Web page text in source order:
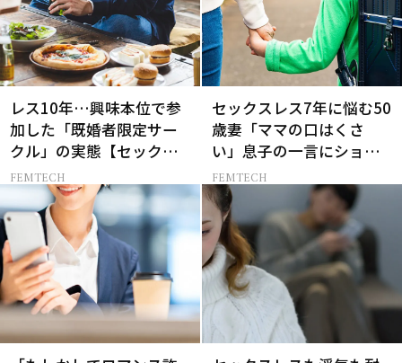
レス10年…興味本位で参
加した「既婚者限定サー
クル」の実態【セックス
レス AND THE CITY -女た
ちの告白-】
FEMTECH
セックスレス7年に悩む50
歳妻「ママの口はくさ
い」息子の一言にショッ
クも…
FEMTECH